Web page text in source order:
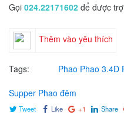
Gọi 024.22171602 để được
Thêm vào yêu thích
Tags: Phao Phao 3.4Đ
Supper Phao đêm
Tweet Like +1 Share